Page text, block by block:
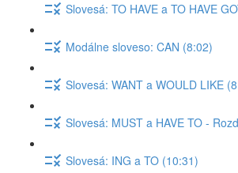
Slovesá: TO HAVE a TO HAVE
Modálne sloveso: CAN (8:02)
Slovesá: WANT a WOULD LIKE
Slovesá: MUST a HAVE TO -
Slovesá: ING a TO (10:31)